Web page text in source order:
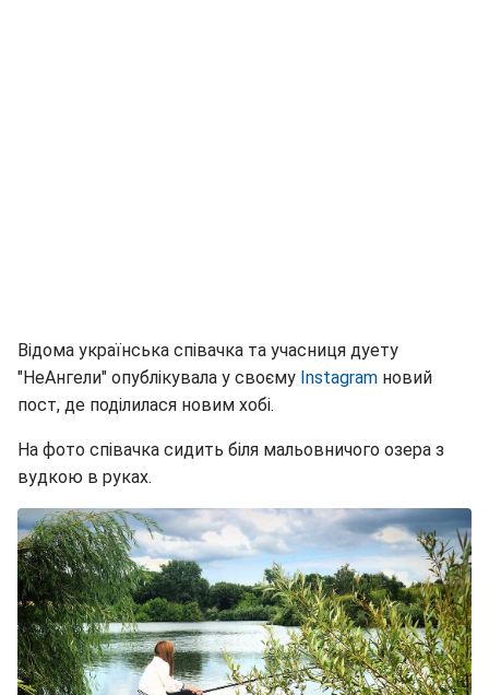
Відома українська співачка та учасниця дуету
"НеАнгели" опублікувала у своєму Instagram новий
пост, де поділилася новим хобі.
На фото співачка сидить біля мальовничого озера з
вудкою в руках.